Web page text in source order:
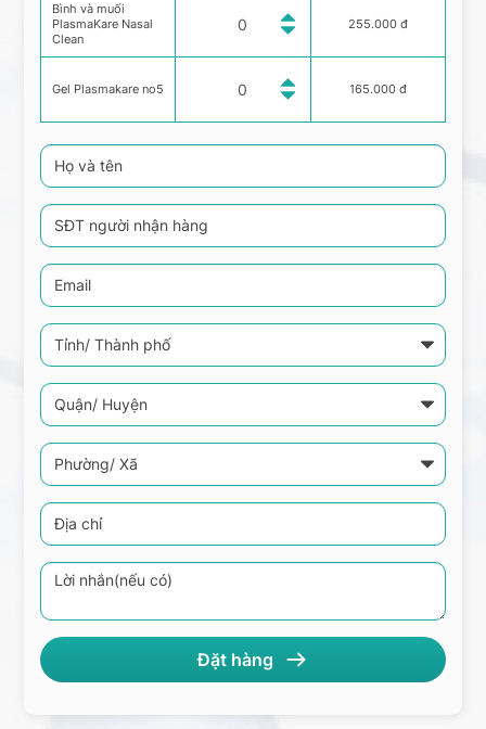
Bình và muối
PlasmaKare Nasal
Clean
Gel Plasmakare no5
255.000 đ
165.000 đ